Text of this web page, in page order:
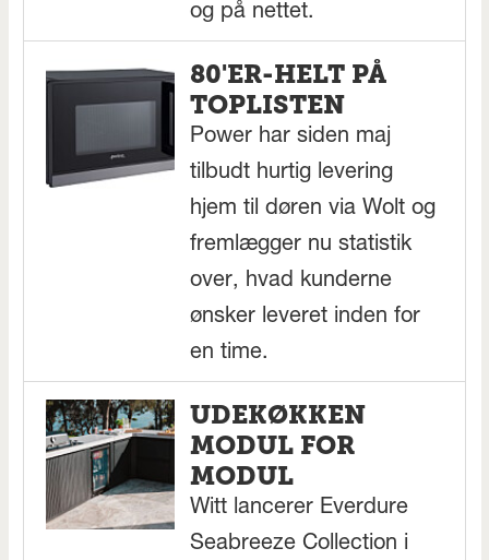
og på nettet.
80'ER-HELT PÅ
TOPLISTEN
Power har siden maj
tilbudt hurtig levering
hjem til døren via Wolt og
fremlægger nu statistik
over, hvad kunderne
ønsker leveret inden for
en time.
UDEKØKKEN
MODUL FOR
MODUL
Witt lancerer Everdure
Seabreeze Collection i